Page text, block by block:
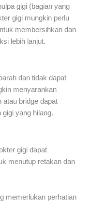
gigi (bagian yang
gigi mungkin perlu
membersihkan dan
lebih lanjut.
dan tidak dapat
menyarankan
atau bridge dapat
yang hilang.
gigi dapat
menutup retakan dan
memerlukan perhatian